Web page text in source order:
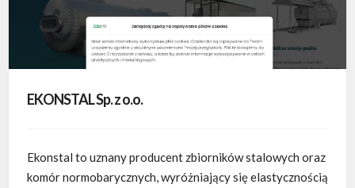
EKONSTAL Sp. z o.o.
Ekonstal to uznany producent zbiorników stalowych oraz
komór normobarycznych, wyróżniający się elastycznością